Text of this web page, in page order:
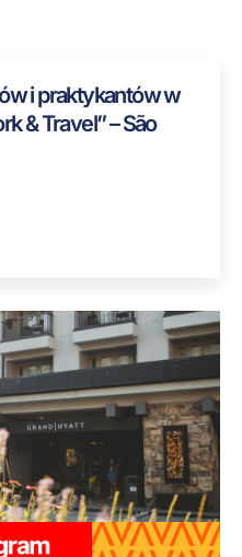
i praktykantów w
& Travel” – São